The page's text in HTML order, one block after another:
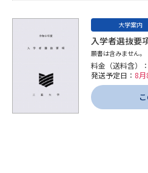
新生活お役立ちガイド
学問発見
大学で学びたい学問発見
大学案内
入学者選抜要
願書は含みません。
料金（送料含）
発送予定日： 8月